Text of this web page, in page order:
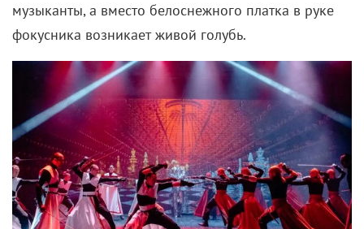
музыканты, а вместо белоснежного платка в руке
фокусника возникает живой голубь.